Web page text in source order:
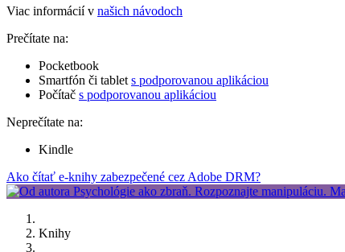
Viac informácií v našich návodoch
Prečítate na:
Pocketbook
Smartfón či tablet s podporovanou aplikáciou
Počítač s podporovanou aplikáciou
Neprečítate na:
Kindle
Ako čítať e-knihy zabezpečené cez Adobe DRM?
Knihy